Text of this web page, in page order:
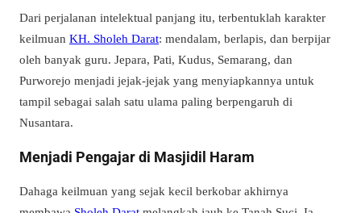
Dari perjalanan intelektual panjang itu, terbentuklah karakter
keilmuan KH. Sholeh Darat: mendalam, berlapis, dan berpijar
oleh banyak guru. Jepara, Pati, Kudus, Semarang, dan
Purworejo menjadi jejak-jejak yang menyiapkannya untuk
tampil sebagai salah satu ulama paling berpengaruh di
Nusantara.
Menjadi Pengajar di Masjidil Haram
Dahaga keilmuan yang sejak kecil berkobar akhirnya